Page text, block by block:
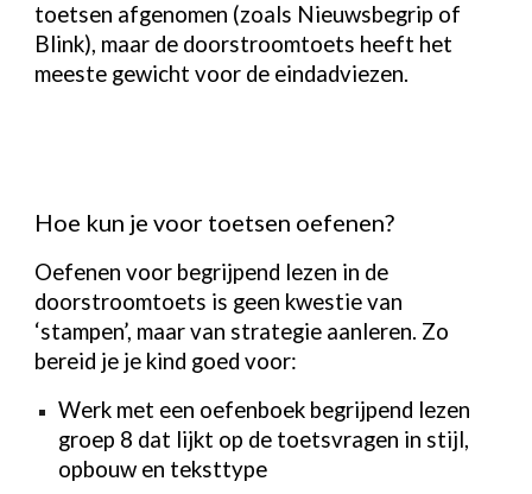
toetsen afgenomen (zoals Nieuwsbegrip of
Blink), maar de doorstroomtoets heeft het
meeste gewicht voor de eindadviezen.
Hoe kun je voor toetsen oefenen?
Oefenen voor begrijpend lezen in de
doorstroomtoets is geen kwestie van
‘stampen’, maar van strategie aanleren. Zo
bereid je je kind goed voor:
Werk met een oefenboek begrijpend lezen
groep 8 dat lijkt op de toetsvragen in stijl,
opbouw en teksttype